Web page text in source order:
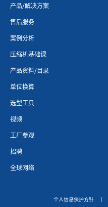
产品/解决方案
售后服务
案例分析
压缩机基础课
产品资料/目录
单位换算
选型工具
视频
工厂参观
招聘
全球网络
个人信息保护方针